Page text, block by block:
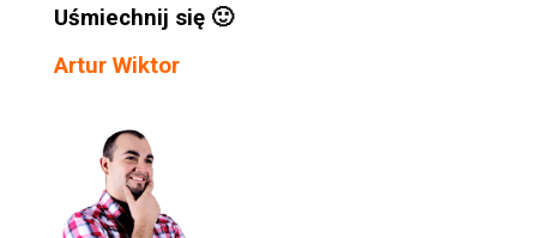
Uśmiechnij się 🙂
Artur Wiktor